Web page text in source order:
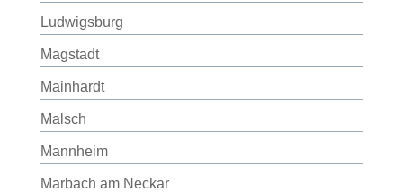
Ludwigsburg
Magstadt
Mainhardt
Malsch
Mannheim
Marbach am Neckar